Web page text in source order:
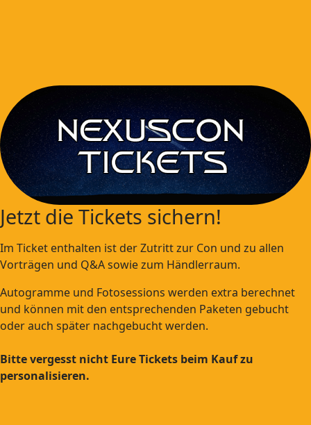
Jetzt die Tickets sichern!
Im Ticket enthalten ist der Zutritt zur Con und zu allen
Vorträgen und Q&A sowie zum Händlerraum.
Autogramme und Fotosessions werden extra berechnet
und können mit den entsprechenden Paketen gebucht
oder auch später nachgebucht werden.
Bitte vergesst nicht Eure Tickets beim Kauf zu
personalisieren.